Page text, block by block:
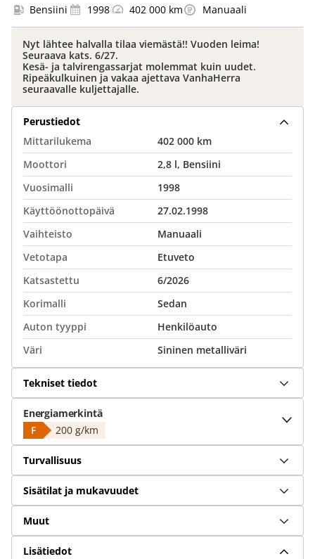
Bensiini 1998 402 000 km Manuaali
Nyt lähtee halvalla tilaa viemästä!! Vuoden leima!
Seuraava kats. 6/27.
Kesä- ja talvirengassarjat molemmat kuin uudet.
Ripeäkulkuinen ja vakaa ajettava VanhaHerra
seuraavalle kuljettajalle.
Perustiedot
Mittarilukema
402 000 km
Moottori
2,8 l, Bensiini
Vuosimalli
1998
Käyttöönottopäivä
27.02.1998
Vaihteisto
Manuaali
Vetotapa
Etuveto
Katsastettu
6/2026
Korimalli
Sedan
Auton tyyppi
Henkilöauto
Väri
Sininen metalliväri
Tekniset tiedot
Energiamerkintä
F
200 g/km
Turvallisuus
Sisätilat ja mukavuudet
Muut
Lisätiedot